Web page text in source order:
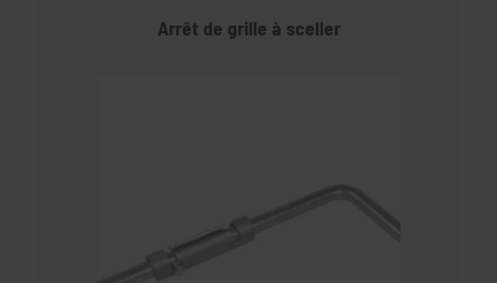
Arrêt de grille à sceller